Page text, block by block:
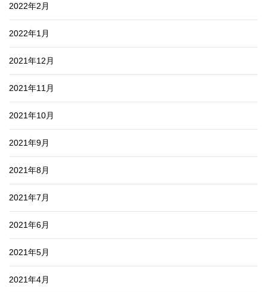
2022年2月
2022年1月
2021年12月
2021年11月
2021年10月
2021年9月
2021年8月
2021年7月
2021年6月
2021年5月
2021年4月